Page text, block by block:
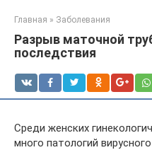
Главная » Заболевания
Разрыв маточной
последствия
Среди женских
много патологий